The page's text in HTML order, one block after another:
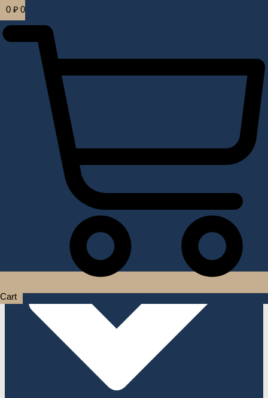
0 ₽ 0
Cart
Услуги дизайнера интерьера